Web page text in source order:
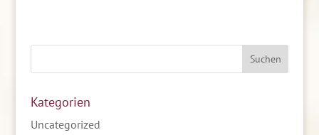
Kategorien
Uncategorized